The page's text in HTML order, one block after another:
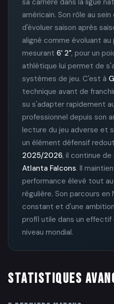
américain. Son rôle au
d'évoluer saison après
aligné comme évoluant
mesurant 6' 2", pour un
athlétique lui permet de
systèmes de jeu. C'est à
technique avant de
su s'adapter rapidement
professionnel depuis son
lecture du jeu adverse et
un élément défensif
2025/2026, il continue
Atlanta Falcons. Il
performance élevé tout
régulière. Son parcours
constant et d'une
profil utile dans un
niveau mondial.
STATISTIQUES